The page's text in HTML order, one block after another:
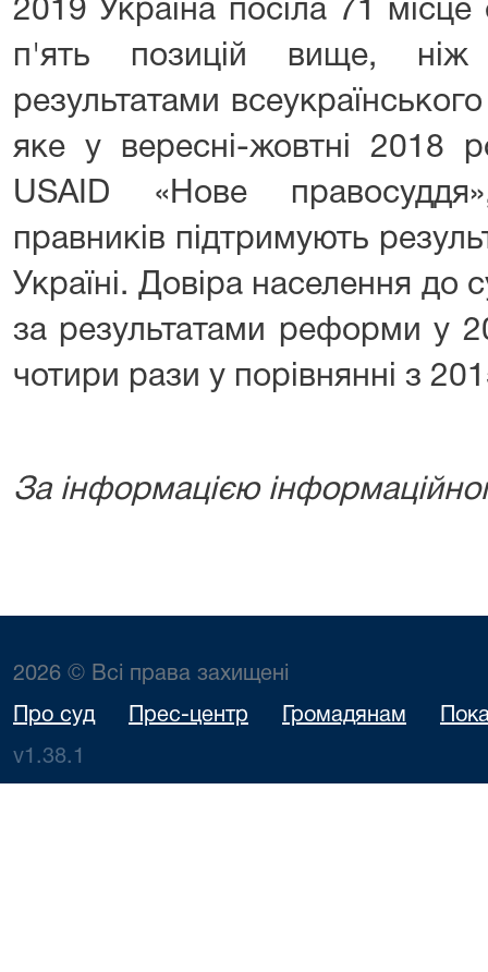
2019 Україна посіла 71
п'ять позицій вище,
результатами
яке у вересні-жовтні 2018
USAID «Нове
правників підтримують
Україні. Довіра населення до
за результатами реформи у
чотири рази у порівнянні з
За інформацією
2026 © Всі права захищені
Про суд Прес-центр Громадянам
v1.38.1